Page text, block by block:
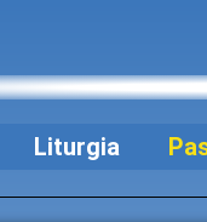
Liturgia